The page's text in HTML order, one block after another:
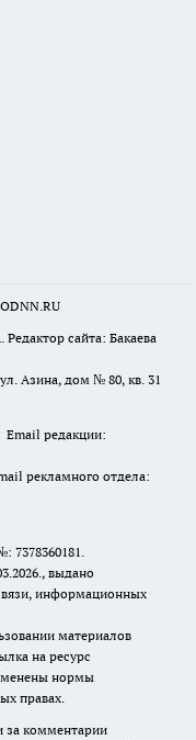
сайта: Бакаева
Азина, дом № 80, кв. 31
Email редакции:
рекламного отдела:
выдано
информационных
материалов
на ресурс
нормы
правах.
за комментарии